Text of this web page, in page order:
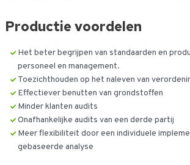
Productie voordelen
Het beter begrijpen van standaarden en
personeel en management.
Toezichthouden op het naleven van
Effectiever benutten van grondstoffen
Minder klanten audits
Onafhankelijke audits van een derde partij
Meer flexibiliteit door een individuele
gebaseerde analyse